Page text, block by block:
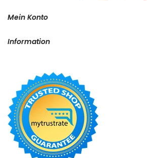
Mein Konto
Information